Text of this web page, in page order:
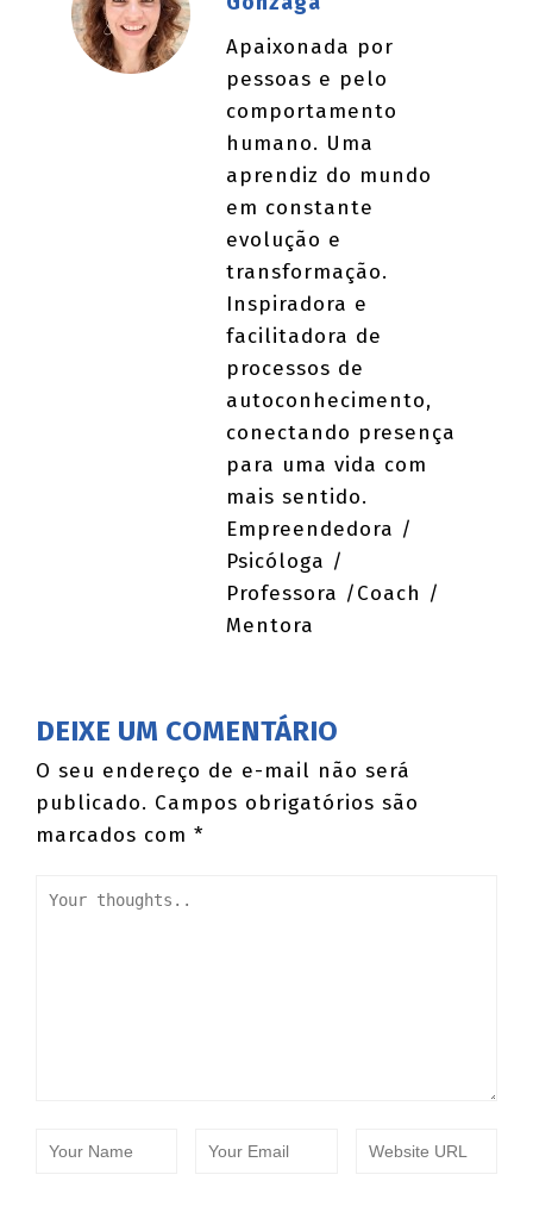
Apaixonada por
pessoas e pelo
comportamento
humano. Uma
aprendiz do mundo
em constante
evolução e
transformação.
Inspiradora e
facilitadora de
processos de
autoconhecimento,
conectando presença
para uma vida com
mais sentido.
Empreendedora /
Psicóloga /
Professora /Coach /
Mentora
DEIXE UM COMENTÁRIO
O seu endereço de e-mail não será
publicado. Campos obrigatórios são
marcados com *